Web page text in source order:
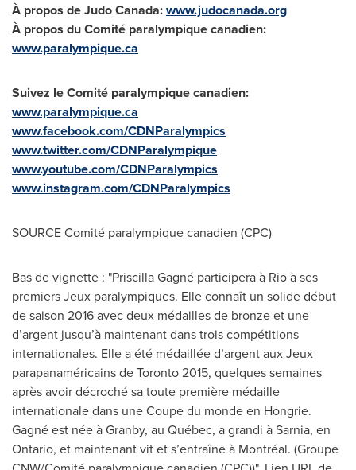
À propos de Judo Canada:www.judocanada.org
À propos du Comité paralympique canadien:
www.paralympique.ca
Suivez le Comité paralympique canadien:
www.paralympique.ca
www.facebook.com/CDNParalympics
www.twitter.com/CDNParalympique
www.youtube.com/CDNParalympics
www.instagram.com/CDNParalympics
SOURCE Comité paralympique canadien (CPC)
Bas de vignette : "Priscilla Gagné participera à Rio à ses
premiers Jeux paralympiques. Elle connaît un solide début
de saison 2016 avec deux médailles de bronze et une
d’argent jusqu’à maintenant dans trois compétitions
internationales. Elle a été médaillée d’argent aux Jeux
parapanaméricains de Toronto 2015, quelques semaines
après avoir décroché sa toute première médaille
internationale dans une Coupe du monde en Hongrie.
Gagné est née à Granby, au Québec, a grandi à Sarnia, en
Ontario, et maintenant vit et s’entraîne à Montréal. (Groupe